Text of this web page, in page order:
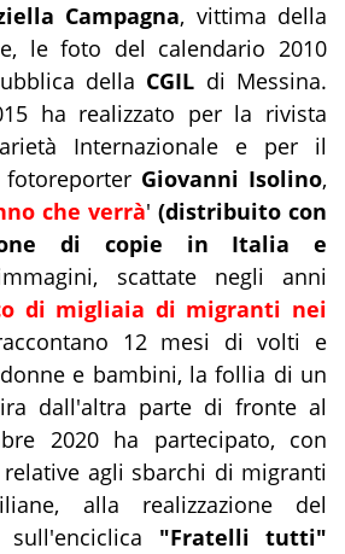
Campagna, vittima della
le foto del calendario 2010
della CGIL di Messina.
ha realizzato per la rivista
Internazionale e per il
fotoreporter Giovanni Isolino,
che verrà' (distribuito con
di copie in Italia e
scattate negli anni
di migliaia di migranti nei
12 mesi di volti e
e bambini, la follia di un
dall'altra parte di fronte al
2020 ha partecipato, con
agli sbarchi di migranti
alla realizzazione del
sull'enciclica "Fratelli tutti"